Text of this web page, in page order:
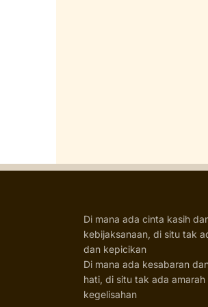
Di mana ada cinta kasih
kebijaksanaan, di situ tak
dan kepicikan
Di mana ada kesabaran
hati, di situ tak ada amarah
kegelisahan